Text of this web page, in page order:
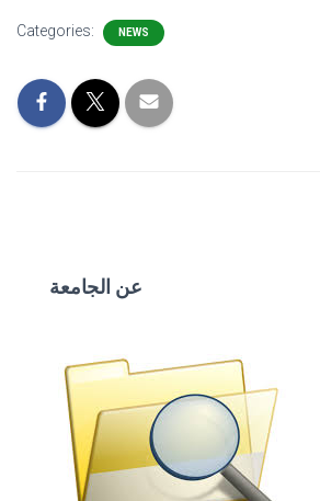
Categories: NEWS
عن الجامعة